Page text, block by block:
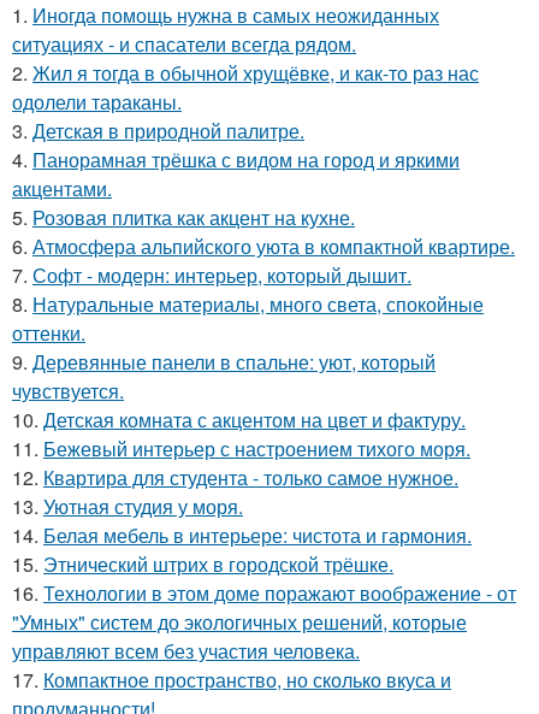
1. Иногда помощь нужна в самых неожиданных
ситуациях - и спасатели всегда рядом.
2. Жил я тогда в обычной хрущёвке, и как-то раз нас
одолели тараканы.
3. Детская в природной палитре.
4. Панорамная трёшка с видом на город и яркими
акцентами.
5. Розовая плитка как акцент на кухне.
6. Атмосфера альпийского уюта в компактной квартире.
7. Софт - модерн: интерьер, который дышит.
8. Натуральные материалы, много света, спокойные
оттенки.
9. Деревянные панели в спальне: уют, который
чувствуется.
10. Детская комната с акцентом на цвет и фактуру.
11. Бежевый интерьер с настроением тихого моря.
12. Квартира для студента - только самое нужное.
13. Уютная студия у моря.
14. Белая мебель в интерьере: чистота и гармония.
15. Этнический штрих в городской трёшке.
16. Технологии в этом доме поражают воображение - от
"Умных" систем до экологичных решений, которые
управляют всем без участия человека.
17. Компактное пространство, но сколько вкуса и